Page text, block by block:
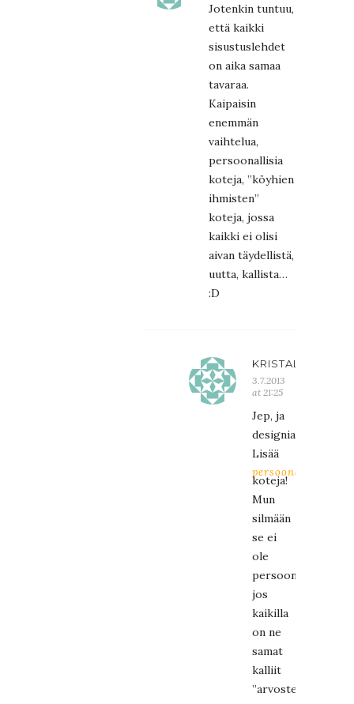
Jotenkin tuntuu,
että kaikki
sisustuslehdet
on aika samaa
tavaraa.
Kaipaisin
enemmän
vaihtelua,
persoonallisia
koteja, ”köyhien
ihmisten”
koteja, jossa
kaikki ei olisi
aivan täydellistä,
uutta, kallista…
:D
KRISTALIINA
3.7.2013
at 21:25
Jep, ja
designia…
Lisää
persoonallisia
koteja!
Mun
silmään
se ei
ole
persoonallisuutta,
jos
kaikilla
on ne
samat
kalliit
”arvostetut”